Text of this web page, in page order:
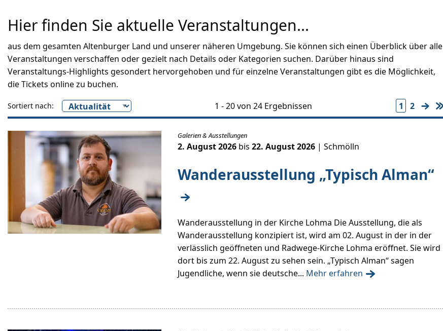
Hier finden Sie aktuelle Veranstaltungen...
aus dem gesamten Altenburger Land und unserer näheren Umgebung. Sie können sich einen Überblick über alle
Veranstaltungen verschaffen oder gezielt nach Details oder Kategorien suchen. Darüber hinaus sind
Veranstaltungs-Highlights gesondert hervorgehoben und für einzelne Veranstaltungen gibt es die Möglichkeit,
die Tickets online zu buchen.
Sortiert nach: 1 - 20 von 24 Ergebnissen 1 2
Wanderausstellung „Typisch Alman“
Galerien & Ausstellungen
2. August 2026 bis22. August 2026 | Schmölln
Wanderausstellung in der Kirche Lohma Die Ausstellung, die als
Wanderausstellung konzipiert ist, wird am 02. August in der in der
verlässlich geöffneten und Radwege-Kirche Lohma eröffnet. Sie wird
dort bis zum 22. August zu sehen sein. „Typisch Alman“ sagen
Jugendliche, wenn sie deutsche... Mehr erfahren